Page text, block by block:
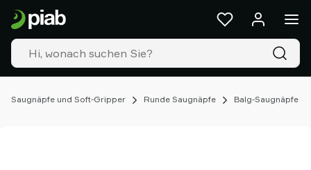
Saugnäpfe und Soft-Gripper Runde Saugnäpfe Balg-Saugnäpfe
Produkte
&
Lösungen
Industrien
Unsere
Ressourcen